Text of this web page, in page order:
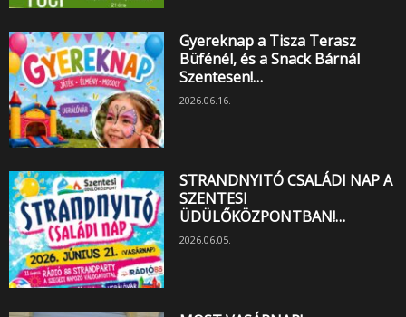
Gyereknap a Tisza Terasz
Büfénél, és a Snack Bárnál
Szentesen!…
2026.06.16.
STRANDNYITÓ CSALÁDI NAP A
SZENTESI
ÜDÜLŐKÖZPONTBAN!…
2026.06.05.